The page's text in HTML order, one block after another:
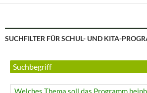
SUCHFILTER FÜR SCHUL- UND KITA-